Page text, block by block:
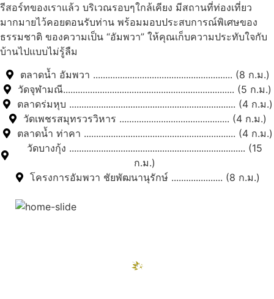
รีสอร์ทของเราแล้ว บริเวณรอบๆใกล้เคียง มีสถานที่ท่องเที่ยว
มากมายไว้คอยตอนรับท่าน พร้อมมอบประสบการณ์พิเศษของ
ธรรมชาติ ของความเป็น “อัมพวา” ให้คุณเก็บความประทับใจกับ
บ้านไปแบบไม่รู้ลืม
ตลาดน้ำ อัมพวา ......................................................... (8 ก.ม.)
วัดจุฬามณี...................................................................... (5 ก.ม.)
ตลาดร่มหุบ .................................................................... (4 ก.ม.)
วัดเพชรสมุทรวรวิหาร ............................................. (4 ก.ม.)
ตลาดน้ำ ท่าคา .............................................................. (4 ก.ม.)
วัดบางกุ้ง ........................................................................ (15
ก.ม.)
โครงการอัมพวา ชัยพัฒนานุรักษ์ ..................... (8 ก.ม.)